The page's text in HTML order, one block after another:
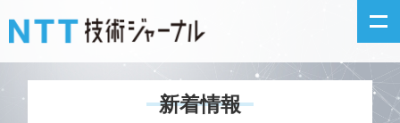
新着情報